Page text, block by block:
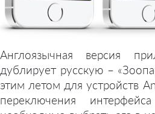
Англоязычная версия
дублирует русскую –
этим летом для устройств
переключения